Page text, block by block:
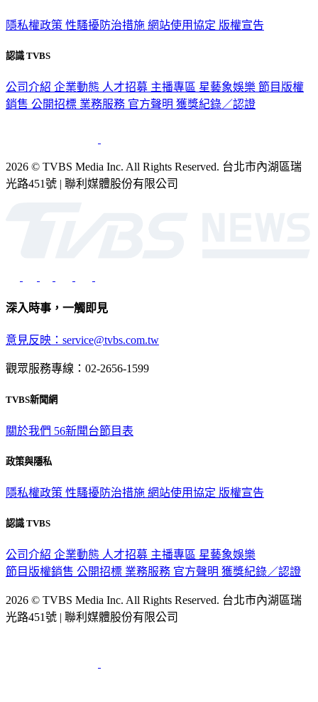
隱私權政策 性騷擾防治措施 網站使用協定 版權宣告
認識 TVBS
公司介紹 企業動態 人才招募 主播專區 星藝象娛樂 節目版權
銷售 公開招標 業務服務 官方聲明 獲獎紀錄／認證
2026 © TVBS Media Inc. All Rights Reserved. 台北市內湖區瑞
光路451號 | 聯利媒體股份有限公司
深入時事，一觸即見
意見反映：service@tvbs.com.tw
觀眾服務專線：02-2656-1599
TVBS新聞網
關於我們 56新聞台節目表
政策與隱私
隱私權政策 性騷擾防治措施 網站使用協定 版權宣告
認識 TVBS
公司介紹 企業動態 人才招募 主播專區 星藝象娛樂
節目版權銷售 公開招標 業務服務 官方聲明 獲獎紀錄／認證
2026 © TVBS Media Inc. All Rights Reserved. 台北市內湖區瑞
光路451號 | 聯利媒體股份有限公司